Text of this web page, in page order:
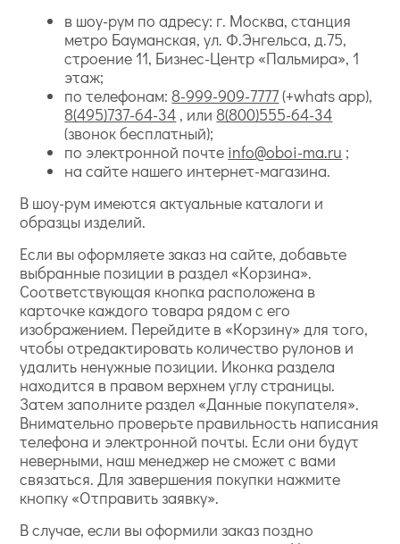
в шоу-рум по адресу: г. Москва, станция
метро Бауманская, ул. Ф.Энгельса, д.75,
строение 11, Бизнес-Центр «Пальмира», 1
этаж;
по телефонам: 8-999-909-7777(+whats app),
8(495)737-64-34 , или 8(800)555-64-34
(звонок бесплатный);
по электронной почте info@oboi-ma.ru ;
на сайте нашего интернет-магазина.
В шоу-рум имеются актуальные каталоги и
образцы изделий.
Если вы оформляете заказ на сайте, добавьте
выбранные позиции в раздел «Корзина».
Соответствующая кнопка расположена в
карточке каждого товара рядом с его
изображением. Перейдите в «Корзину» для того,
чтобы отредактировать количество рулонов и
удалить ненужные позиции. Иконка раздела
находится в правом верхнем углу страницы.
Затем заполните раздел «Данные покупателя».
Внимательно проверьте правильность написания
телефона и электронной почты. Если они будут
неверными, наш менеджер не сможет с вами
связаться. Для завершения покупки нажмите
кнопку «Отправить заявку».
В случае, если вы оформили заказ поздно